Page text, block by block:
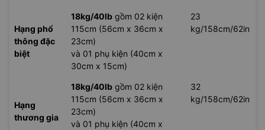
Hạng phổ
thông đặc
biệt
18kg/40lb gồm 02 kiện
115cm (56cm x 36cm x
23cm)
và 01 phụ kiện (40cm x
30cm x 15cm)
23
kg/158cm/62in
Hạng
thương gia
18kg/40lb gồm 02 kiện
115cm (56cm x 36cm x
23cm)
và 01 phụ kiện (40cm x
32
kg/158cm/62in